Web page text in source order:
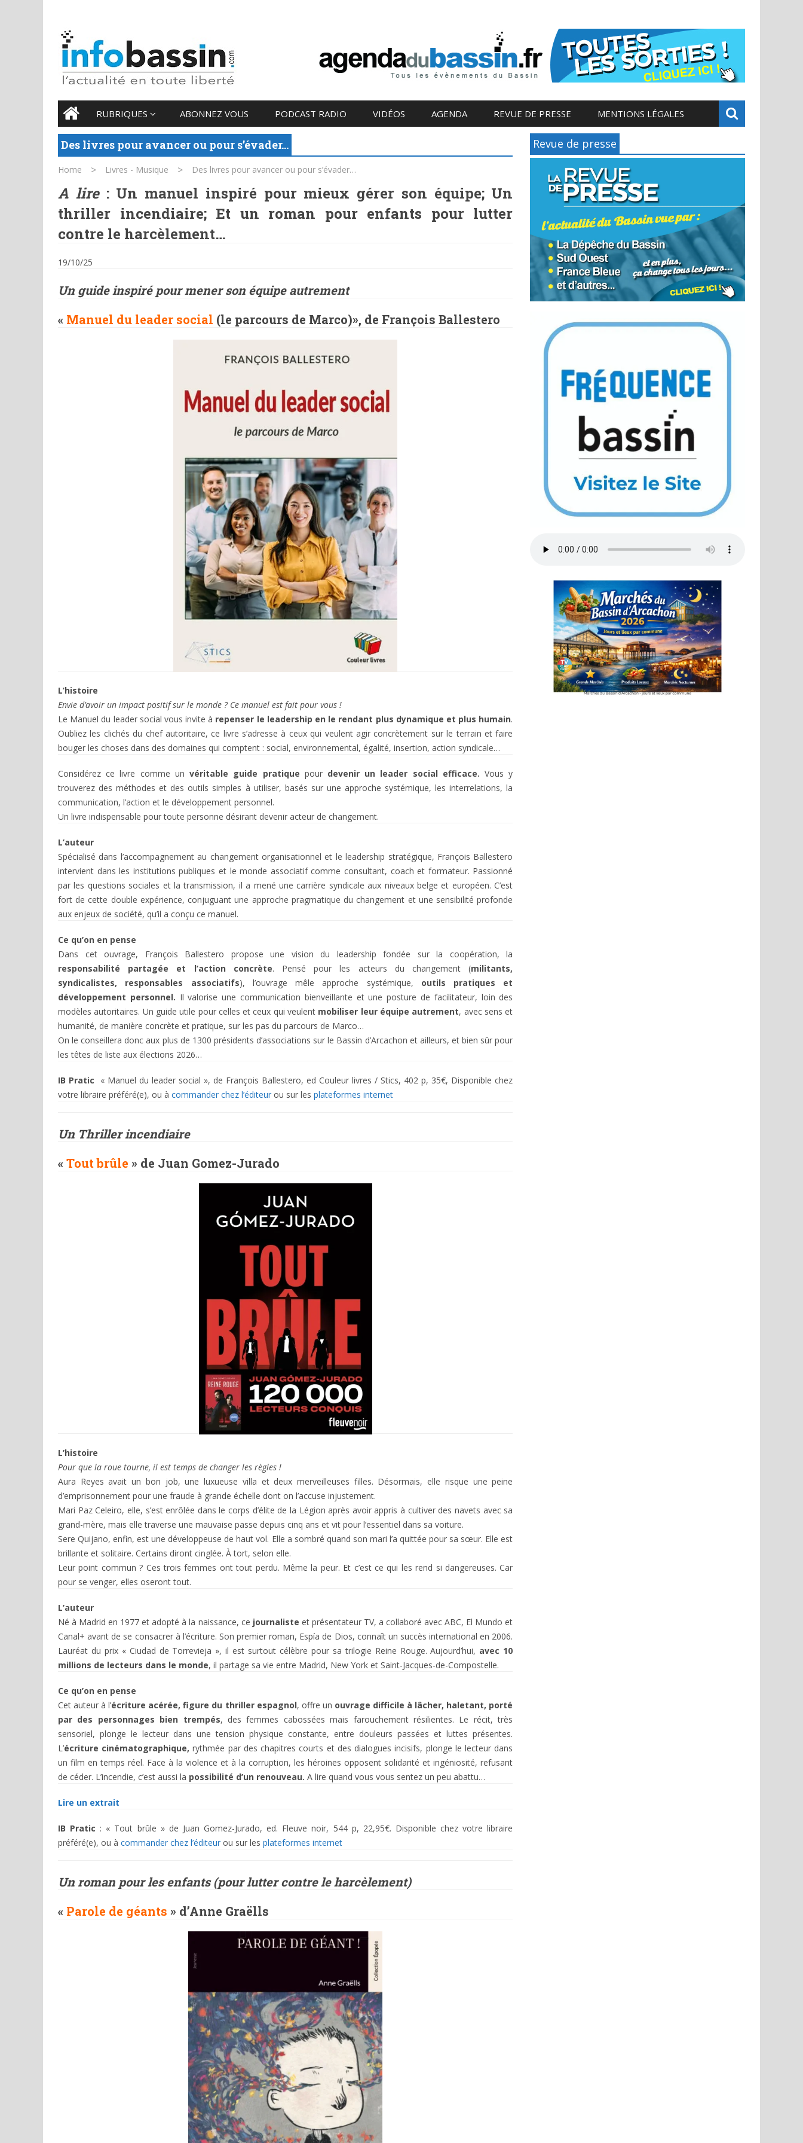
Main menu
Skip
to
content
RUBRIQUES ABONNEZ VOUS PODCAST RADIO VIDÉOS AGENDA REVUE DE PRESSE MENTIONS LÉGALES
Des livres pour avancer ou pour s’évader…
Home > Livres - Musique > Des livres pour avancer ou pour s’évader…
A lire: Un manuel inspiré pour mieux gérer son équipe; Un
thriller incendiaire; Et un roman pour enfants pour lutter
contre le harcèlement…
19/10/25
Un guide inspiré pour mener son équipe autrement
« Manuel du leader social (le parcours de Marco)», de François Ballestero
L’histoire
Envie d’avoir un impact positif sur le monde ? Ce manuel est fait pour vous !
Le Manuel du leader social vous invite à repenser le leadership en le rendant plus dynamique et plus humain.
Oubliez les clichés du chef autoritaire, ce livre s’adresse à ceux qui veulent agir concrètement sur le terrain et faire
bouger les choses dans des domaines qui comptent : social, environnemental, égalité, insertion, action syndicale…
Considérez ce livre comme unvéritable guide pratique pour devenir un leader social efficace. Vous y
trouverez des méthodes et des outils simples à utiliser, basés sur une approche systémique, les interrelations, la
communication, l’action et le développement personnel.
Un livre indispensable pour toute personne désirant devenir acteur de changement.
L’auteur
Spécialisé dans l’accompagnement au changement organisationnel et le leadership stratégique, François Ballestero
intervient dans les institutions publiques et le monde associatif comme consultant, coach et formateur. Passionné
par les questions sociales et la transmission, il a mené une carrière syndicale aux niveaux belge et européen. C’est
fort de cette double expérience, conjuguant une approche pragmatique du changement et une sensibilité profonde
aux enjeux de société, qu’il a conçu ce manuel.
Ce qu’on en pense
Dans cet ouvrage, François Ballestero propose une vision du leadership fondée sur la coopération, la
responsabilité partagée et l’action concrète. Pensé pour les acteurs du changement (militants,
syndicalistes, responsables associatifs), l’ouvrage mêle approche systémique, outils pratiques et
développement personnel. Il valorise une communication bienveillante et une posture de facilitateur, loin des
modèles autoritaires. Un guide utile pour celles et ceux qui veulent mobiliser leur équipe autrement, avec sens et
humanité, de manière concrète et pratique, sur les pas du parcours de Marco…
On le conseillera donc aux plus de 1300 présidents d’associations sur le Bassin d’Arcachon et ailleurs, et bien sûr pour
les têtes de liste aux élections 2026…
IB Pratic « Manuel du leader social », de François Ballestero, ed Couleur livres / Stics, 402 p, 35€, Disponible chez
votre libraire préféré(e), ou à commander chez l’éditeur ou sur les plateformes internet
Un Thriller incendiaire
«Tout brûle » de Juan Gomez-Jurado
L’histoire
Pour que la roue tourne, il est temps de changer les règles !
Aura Reyes avait un bon job, une luxueuse villa et deux merveilleuses filles. Désormais, elle risque une peine
d’emprisonnement pour une fraude à grande échelle dont on l’accuse injustement.
Mari Paz Celeiro, elle, s’est enrôlée dans le corps d’élite de la Légion après avoir appris à cultiver des navets avec sa
grand-mère, mais elle traverse une mauvaise passe depuis cinq ans et vit pour l’essentiel dans sa voiture.
Sere Quijano, enfin, est une développeuse de haut vol. Elle a sombré quand son mari l’a quittée pour sa sœur. Elle est
brillante et solitaire. Certains diront cinglée. À tort, selon elle.
Leur point commun ? Ces trois femmes ont tout perdu. Même la peur. Et c’est ce qui les rend si dangereuses. Car
pour se venger, elles oseront tout.
L’auteur
Né à Madrid en 1977 et adopté à la naissance, ce journaliste et présentateur TV, a collaboré avec ABC, El Mundo et
Canal+ avant de se consacrer à l’écriture. Son premier roman, Espía de Dios, connaît un succès international en 2006.
Lauréat du prix « Ciudad de Torrevieja », il est surtout célèbre pour sa trilogie Reine Rouge. Aujourd’hui, avec 10
millions de lecteurs dans le monde, il partage sa vie entre Madrid, New York et Saint-Jacques-de-Compostelle.
Ce qu’on en pense
Cet auteur à l’écriture acérée, figure du thriller espagnol, offre un ouvrage difficile à lâcher, haletant, porté
par des personnages bien trempés, des femmes cabossées mais farouchement résilientes. Le récit, très
sensoriel, plonge le lecteur dans une tension physique constante, entre douleurs passées et luttes présentes.
L’écriture cinématographique, rythmée par des chapitres courts et des dialogues incisifs, plonge le lecteur dans
un film en temps réel. Face à la violence et à la corruption, les héroines opposent solidarité et ingéniosité, refusant
de céder. L’incendie, c’est aussi la possibilité d’un renouveau. A lire quand vous vous sentez un peu abattu…
Lire un extrait
IB Pratic : « Tout brûle » de Juan Gomez-Jurado, ed. Fleuve noir, 544 p, 22,95€. Disponible chez votre libraire
préféré(e), ou à commander chez l’éditeur ou sur les plateformes internet
Un roman pour les enfants (pour lutter contre le harcèlement)
« Parole de géants » d’Anne Graëlls
Revue de presse